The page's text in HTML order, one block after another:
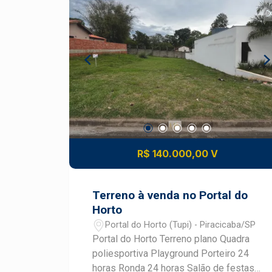
sonhos
R$ 140.000,00 V
Terreno à venda no Portal do
Horto
Portal do Horto (Tupi) - Piracicaba/SP
Portal do Horto Terreno plano Quadra
poliesportiva Playground Porteiro 24
horas Ronda 24 horas Salão de festas